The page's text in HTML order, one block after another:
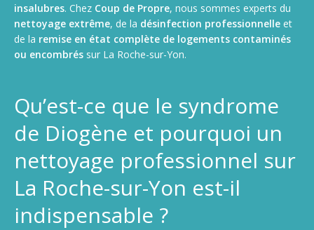
insalubres. Chez Coup de Propre, nous sommes experts du
nettoyage extrême, de la désinfection professionnelle et
de la remise en état complète de logements contaminés
ou encombrés sur La Roche-sur-Yon.
Qu’est-ce que le syndrome
de Diogène et pourquoi un
nettoyage professionnel sur
La Roche-sur-Yon est-il
indispensable ?